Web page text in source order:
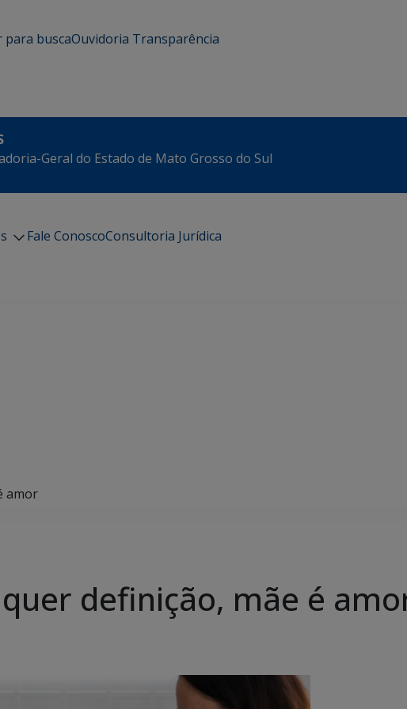
para buscaOuvidoria Transparência
Geral do Estado de Mato Grosso do Sul
Fale ConoscoConsultoria Jurídica
amor
definição, mãe é